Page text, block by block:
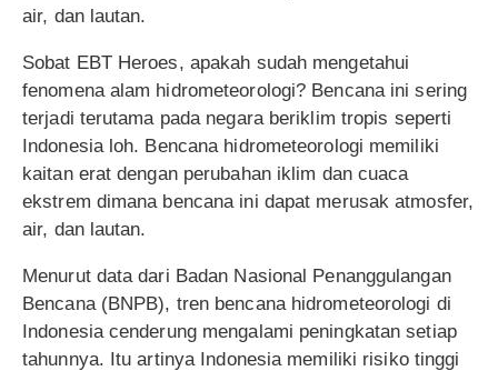
air, dan lautan.
Sobat EBT Heroes, apakah sudah mengetahui
fenomena alam hidrometeorologi? Bencana ini sering
terjadi terutama pada negara beriklim tropis seperti
Indonesia loh. Bencana hidrometeorologi memiliki
kaitan erat dengan perubahan iklim dan cuaca
ekstrem dimana bencana ini dapat merusak atmosfer,
air, dan lautan.
Menurut data dari Badan Nasional Penanggulangan
Bencana (BNPB), tren bencana hidrometeorologi di
Indonesia cenderung mengalami peningkatan setiap
tahunnya. Itu artinya Indonesia memiliki risiko tinggi